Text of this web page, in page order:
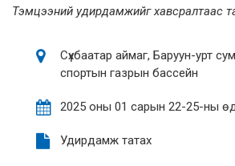
Тэмцээний удирдамжийг хавсралтаас
Сүхбаатар аймаг, Баруун-урт
спортын газрын бассейн
2025 оны 01 сарын 22-25-ны
Удирдамж татах